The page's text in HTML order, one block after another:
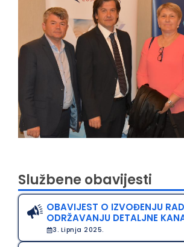
Službene obavijesti
OBAVIJEST O IZVOĐENJU
ODRŽAVANJU DETALJNE
3. Lipnja 2025.